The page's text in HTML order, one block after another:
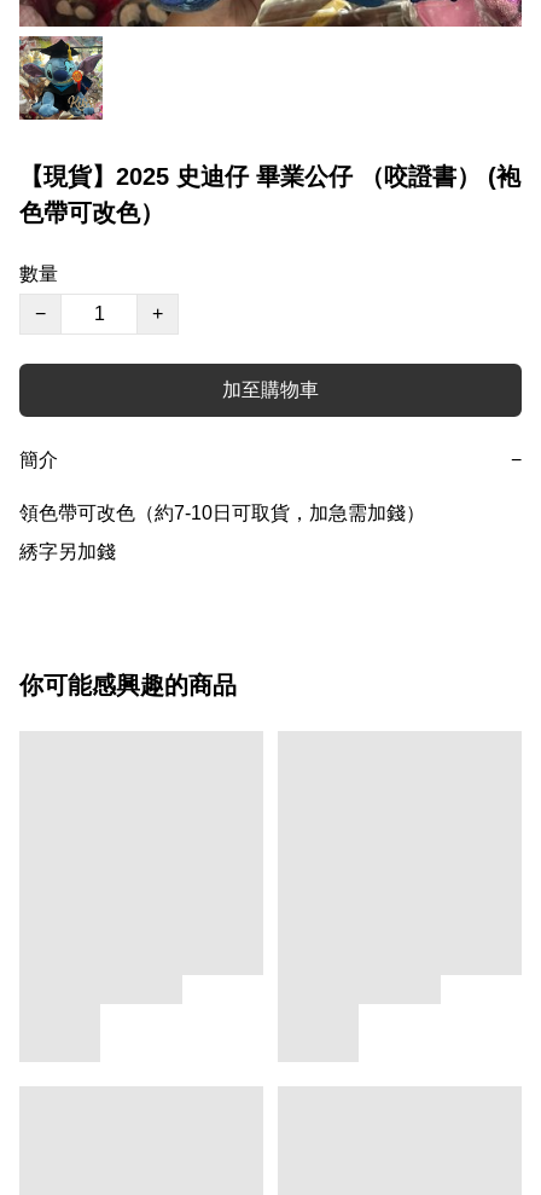
【現貨】2025 史迪仔 畢業公仔 （咬證書） (袍
色帶可改色）
數量
−
+
加至購物車
簡介 −
領色帶可改色（約7-10日可取貨，加急需加錢）
綉字另加錢
你可能感興趣的商品